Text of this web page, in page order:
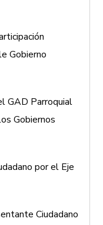
Gobierno
GAD Parroquial
Gobiernos
por el Eje
Ciudadano